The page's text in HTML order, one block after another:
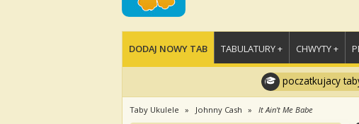
DODAJ NOWY TAB TABULATURY + CHWYTY +
poczatkujacy
Taby Ukulele Johnny Cash It Ain't Me Babe